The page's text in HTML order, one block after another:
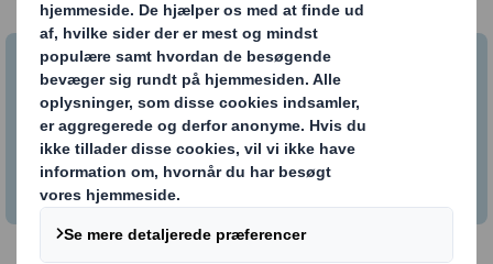
Læs om vores fordele her
Du kan her læse om de fordele, vi tilbyder hos DS
Smith.